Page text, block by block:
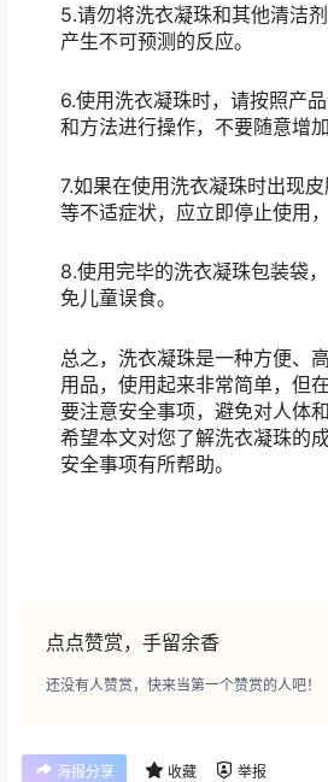
5.请勿将洗衣凝珠和其他清洁
产生不可预测的反应。
6.使用洗衣凝珠时，请按照产
和方法进行操作，不要随意增加
7.如果在使用洗衣凝珠时出现
等不适症状，应立即停止使用
8.使用完毕的洗衣凝珠包装袋
免儿童误食。
总之，洗衣凝珠是一种方便、
用品，使用起来非常简单，但
要注意安全事项，避免对人体
希望本文对您了解洗衣凝珠的
安全事项有所帮助。
点点赞赏，手留余香
还没有人赞赏，快来当第一个赞赏的人吧！
海报分享 收藏 举报